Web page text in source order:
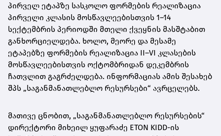
პირველ ეტაპზე სასკოლო ფორმების რეალიზაცია
პირველი კლასის მოსწავლეებისთვის 1–14
სექტემბრის პერიოდში მთელი ქვეყნის მასშტაბით
განხორციელდება. ხოლო, მეორე და მესამე
ეტაპებზე ფორმების რეალიზაცია II–VI კლასების
მოსწავლეებისთვის ოქტომბრიდან დეკემბრის
ჩათვლით გაგრძელდება. ინფორმაციას ამის შესახებ
შპს „საგანმანათლებლო რესურსები“ ავრცელებს.
მათივე ცნობით, „საგანმანათლებლო რესურსების“
დირექტორი მიხეილ ყუფარაძე ETON KIDD-ის